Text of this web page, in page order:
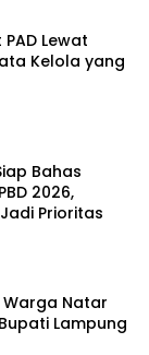
Lewat
Kelola yang
Bahas
2026,
Prioritas
Natar
Lampung